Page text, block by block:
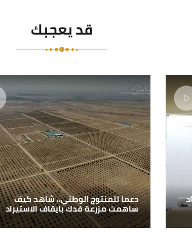
قد يعجبك
دعما للمنتوج الوطني.. شاهد كيف
ساهمت مزرعة فدك بايقاف الاستيراد